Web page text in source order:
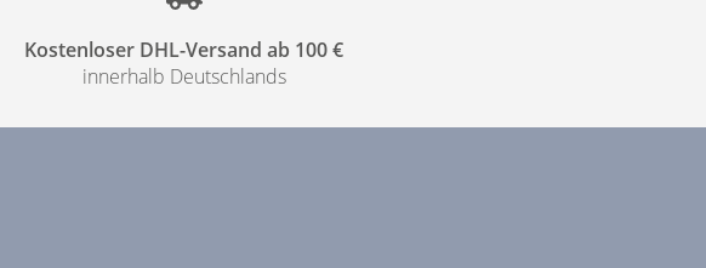
Kostenloser DHL-Versand ab 100 €
innerhalb Deutschlands